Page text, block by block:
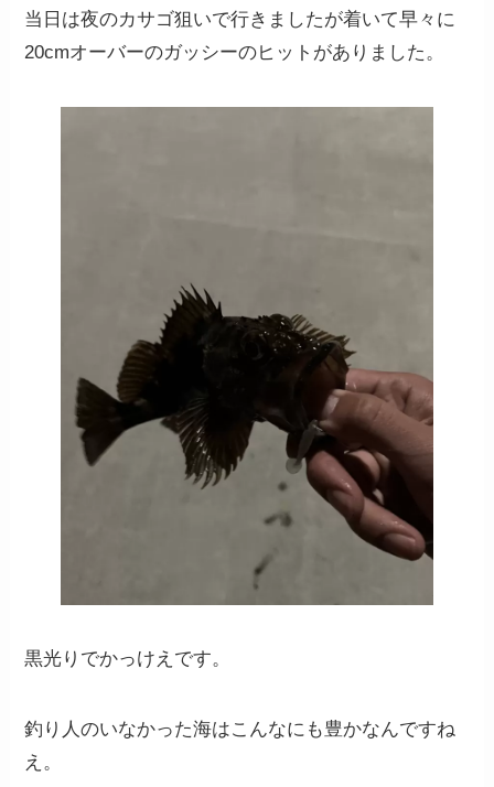
当日は夜のカサゴ狙いで行きましたが着いて早々に
20cmオーバーのガッシーのヒットがありました。
黒光りでかっけえです。
釣り人のいなかった海はこんなにも豊かなんですね
え。